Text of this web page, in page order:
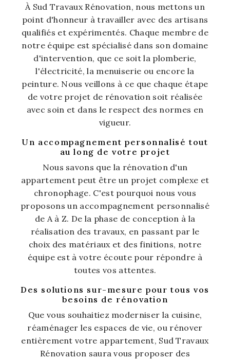
À Sud Travaux Rénovation, nous mettons un
point d'honneur à travailler avec des artisans
qualifiés et expérimentés. Chaque membre de
notre équipe est spécialisé dans son domaine
d'intervention, que ce soit la plomberie,
l'électricité, la menuiserie ou encore la
peinture. Nous veillons à ce que chaque étape
de votre projet de rénovation soit réalisée
avec soin et dans le respect des normes en
vigueur.
Un accompagnement personnalisé tout
au long de votre projet
Nous savons que la rénovation d'un
appartement peut être un projet complexe et
chronophage. C'est pourquoi nous vous
proposons un accompagnement personnalisé
de A à Z. De la phase de conception à la
réalisation des travaux, en passant par le
choix des matériaux et des finitions, notre
équipe est à votre écoute pour répondre à
toutes vos attentes.
Des solutions sur-mesure pour tous vos
besoins de rénovation
Que vous souhaitiez moderniser la cuisine,
réaménager les espaces de vie, ou rénover
entièrement votre appartement, Sud Travaux
Rénovation saura vous proposer des